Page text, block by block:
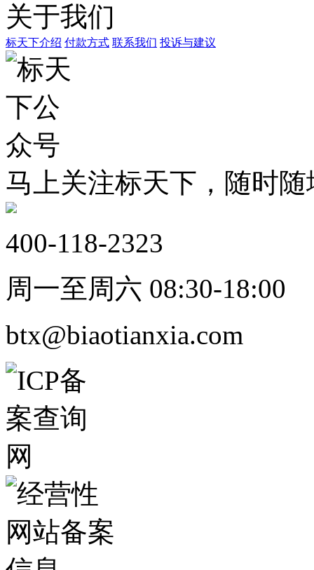
关于我们
标天下介绍 付款方式 联系我们 投诉与建议
马上关注标天下，随时
400-118-2323
周一至周六 08:30-18:00
btx@biaotianxia.com